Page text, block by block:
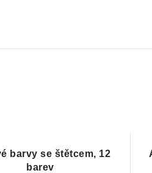
barvy se štětcem, 12
barev